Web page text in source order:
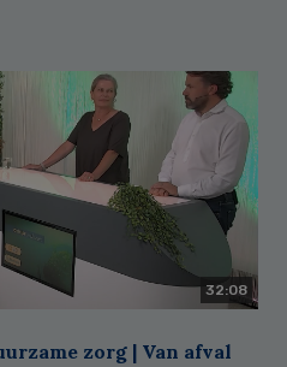
32:08
zorg | Van afval